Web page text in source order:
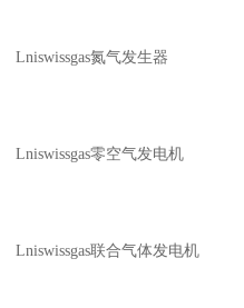
Lniswissgas氮气发生器
Lniswissgas零空气发电机
Lniswissgas联合气体发电机